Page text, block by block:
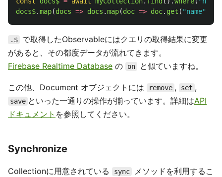
docs$.map(docs => docs .map(doc => doc. get ( "name"
.$
で取得したObservableにはクエリの取得結果に変更
があると、その都度データが流れてきます。
Firebase Realtime Database の on と似ていますね。
この他、Document オブジェクトには remove , set ,
save といった一通りの操作が揃っています。詳細はAPI
ドキュメント を参照してください。
Synchronize
Collectionに用意されている sync
メソッドを利用するこ